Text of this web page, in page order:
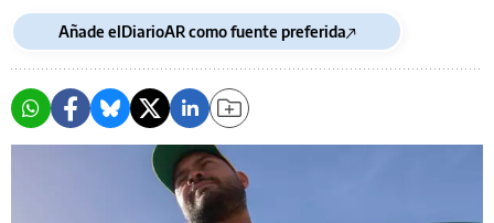
Añade elDiarioAR como fuente preferida